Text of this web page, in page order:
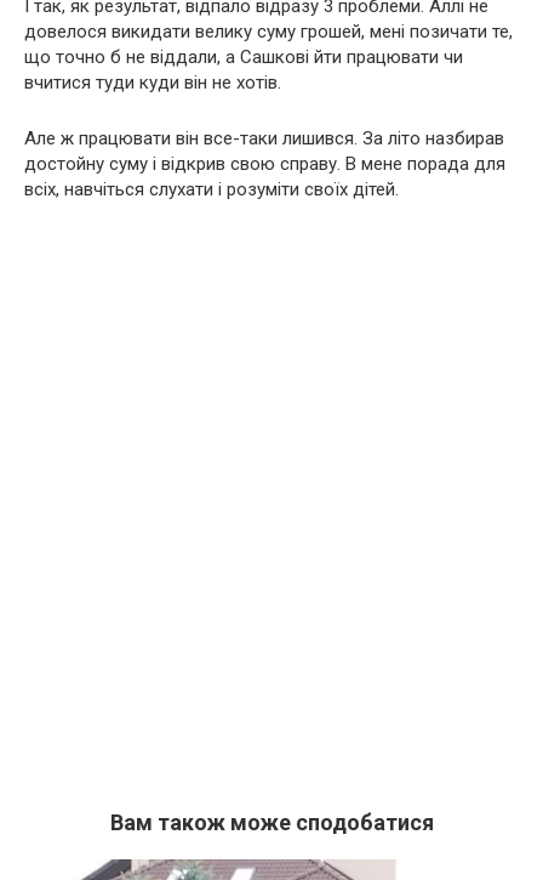
І так, як результат, відпало відразу 3 проблеми. Аллі не
довелося викидати велику суму грошей, мені позичати те,
що точно б не віддали, а Сашкові йти працювати чи
вчитися туди куди він не хотів.
Але ж працювати він все-таки лишився. За літо назбирав
достойну суму і відкрив свою справу. В мене порада для
всіх, навчіться слухати і розуміти своїх дітей.
Вам також може сподобатися